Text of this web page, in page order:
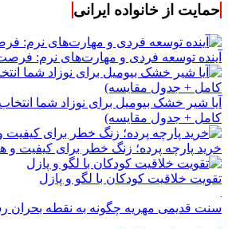
حمایت از خانواده ایرانی
آینده توسعه فردی و مهارت‌های نرم:
آیا شیر خشک بیومیل برای نوزاد شما
کامل + جدول مقایسه)
خرید پارچه پرده؛ زنگ خطر برای کیفیت و
تقویت خلاقیت کودکان با لگو و پازل
سنت قدیمی مهریه چگونه به نقطه بحران